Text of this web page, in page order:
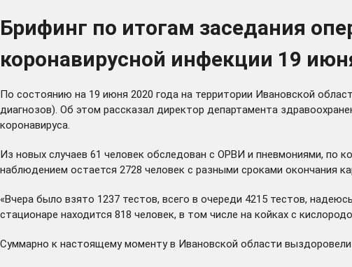
Брифинг по итогам заседания
коронавирусной инфекции 19
По состоянию на 19 июня 2020 года на территории Ивановской
диагнозов). Об этом рассказал директор департамента
коронавируса.
Из новых случаев 61 человек обследован с ОРВИ и пневмониями, по
наблюдением остается 2728 человек с разными сроками окончания
«Вчера было взято 1237 тестов, всего в очереди 4215 тестов,
стационаре находится 818 человек, в том числе на койках с
Суммарно к настоящему моменту в Ивановской области